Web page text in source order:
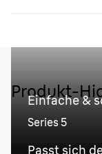
Produkt-
Einfache &
Series 5
Passt sich